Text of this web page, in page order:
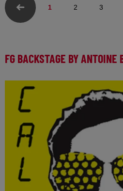
1 2 3
FG BACKSTAGE BY ANTOINE